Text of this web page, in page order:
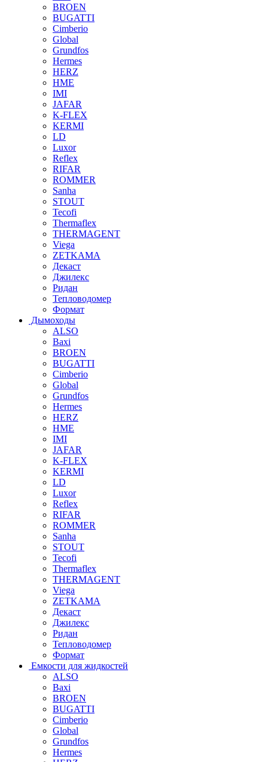
BROEN
BUGATTI
Cimberio
Global
Grundfos
Hermes
HERZ
HME
IMI
JAFAR
K-FLEX
KERMI
LD
Luxor
Reflex
RIFAR
ROMMER
Sanha
STOUT
Tecofi
Thermaflex
THERMAGENT
Viega
ZETKAMA
Декаст
Джилекс
Ридан
Тепловодомер
Формат
Дымоходы
ALSO
Baxi
BROEN
BUGATTI
Cimberio
Global
Grundfos
Hermes
HERZ
HME
IMI
JAFAR
K-FLEX
KERMI
LD
Luxor
Reflex
RIFAR
ROMMER
Sanha
STOUT
Tecofi
Thermaflex
THERMAGENT
Viega
ZETKAMA
Декаст
Джилекс
Ридан
Тепловодомер
Формат
Емкости для жидкостей
ALSO
Baxi
BROEN
BUGATTI
Cimberio
Global
Grundfos
Hermes